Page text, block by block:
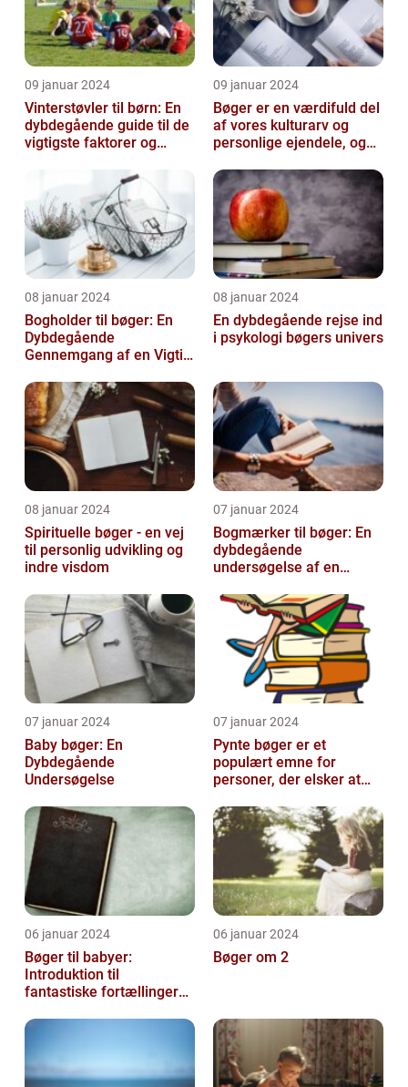
09 januar 2024
Vinterstøvler til børn: En
dybdegående guide til de
vigtigste faktorer og
09 januar 2024
Bøger er en værdifuld del
af vores kulturarv og
personlige ejendele, og
opb...
08 januar 2024
Bogholder til bøger: En
Dybdegående
Gennemgang af en Vigtig
og Økonomi
08 januar 2024
En dybdegående rejse ind
i psykologi bøgers univers
08 januar 2024
Spirituelle bøger - en vej
til personlig udvikling og
indre visdom
07 januar 2024
Bogmærker til bøger: En
dybdegående
undersøgelse af en
skat
07 januar 2024
Baby bøger: En
Dybdegående
Undersøgelse
07 januar 2024
Pynte bøger er et
populært emne for
personer, der elsker at
deres bøger
06 januar 2024
Bøger til babyer:
Introduktion til
fantastiske fortællinger
06 januar 2024
Bøger om 2